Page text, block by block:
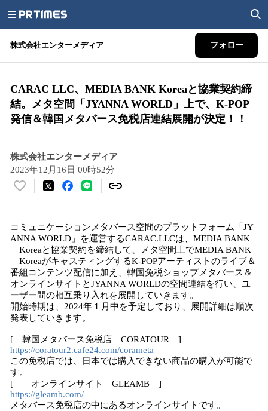
株式会社エンターメディア フォロー
CARAC LLC、MEDIA BANK Koreaと協業契約締
結。メタ空間「JYANNA WORLD」上で、K-POP
発信＆韓国メタバース免税店連結展開が決定！！
株式会社エンターメディア
2023年12月16日 00時52分
い
！
数
を
読
み
込
み
中
す
コミュニケーションメタバース空間のプラットフォーム「JY
ANNA WORLD」を運営するCARAC.LLCは、MEDIA BANK
Koreaと協業契約を締結して、メタ空間上でMEDIA BANK
KoreaがキャスティングするK-POPアーティストのライブ＆
番組コンテンツ配信に加え、韓国免税ショップメタバース＆
オンラインサイトとJYANNA WORLDの空間連結を行い、ユ
ーザー間の相互乗り入れを展開していきます。
開始時期は、2024年１月中を予定しており、展開詳細は順次
発表していきます。
[ 韓国メタバース免税店 CORATOUR ]
https://coratour2.cafe24.com/corameta
この免税店では、日本では購入できない商品の購入が可能で
す。
[ オンラインサイト GLEAMB ]
https://gleamb.com/
メタバース免税店の中にあるオンラインサイトです。